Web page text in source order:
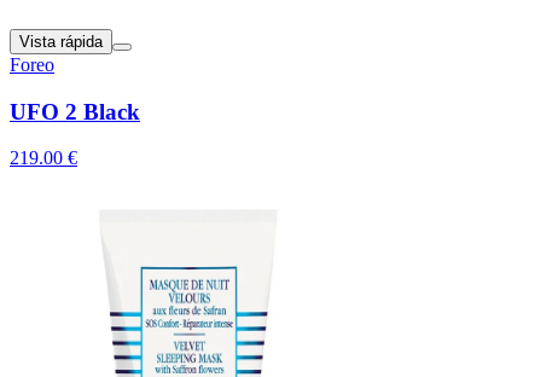
Vista rápida
Foreo
UFO 2 Black
219.00 €